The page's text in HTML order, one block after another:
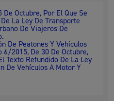
Octubre, Por El Que Se
La Ley De Transporte
De Viajeros De
De Peatones Y Vehículos
2015, De 30 De Octubre,
Texto Refundido De La Ley
De Vehículos A Motor Y